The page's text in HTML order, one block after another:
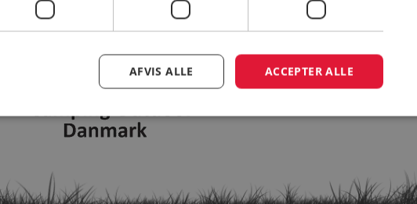
ACCEPTER ALLE
AFVIS ALLE